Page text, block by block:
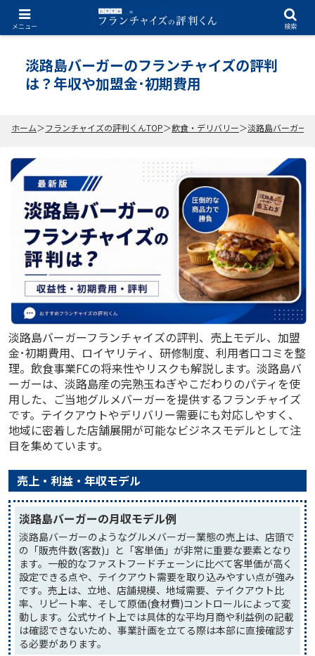
メニュー 検索
2026.07.03
淡路島バーガーのフランチャイズの評判
は？年収や加盟金･初期費用
ホーム フランチャイズの評判くんTOP 飲食・デリバリー 淡路島バーガー
淡路島バーガーフランチャイズの評判、売上モデル、加盟
金･初期費用、ロイヤリティ、研修制度、利用者口コミを整
理。飲食事業FCの将来性やリスクも解説します。淡路島バ
ーガーは、淡路島産の完熟玉ねぎやこだわりのパティを使
用した、ご当地グルメバーガーを提供するフランチャイズ
です。テイクアウトやデリバリー需要にも対応しやすく、
地域に密着した店舗展開が可能なビジネスモデルとして注
目を集めています。
売上・利益・年収モデル
淡路島バーガーの月収モデル例
淡路島バーガーのようなグルメバーガー業態の売上は、店頭で
の「販売件数(客数)」と「客単価」が非常に重要な要素となり
ます。一般的なファストフードチェーンに比べて客単価が高く
設定できる点や、テイクアウト需要を取り込みやすい点が強み
です。売上は、立地、店舗規模、地域需要、テイクアウト比
率、リピート率、そして原価(食材費)コントロールによって変
動します。公式サイト上では具体的な平均月商や利益例の記載
は確認できないため、事業計画を立てる際は本部に直接確認す
る必要があります。